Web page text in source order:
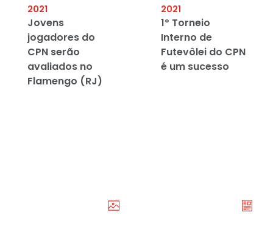
2021
Jovens
jogadores do
CPN serão
avaliados no
Flamengo (RJ)
2021
1º Torneio
Interno de
Futevôlei do CPN
é um sucesso